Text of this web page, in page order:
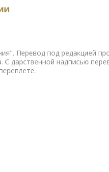
Перевод под редакцией
С дарственной надписью